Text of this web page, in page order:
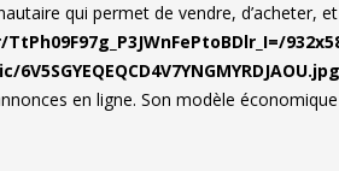
qui permet de vendre, d’acheter,
en ligne. Son modèle